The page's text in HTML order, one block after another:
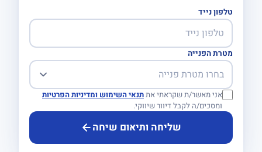
טלפון נייד
מטרת הפנייה
אני מאשר/ת שקראתי אתתנאי השימוש ומדיניות הפרטיות
ומסכים/ה לקבל דיוור שיווקי.
שליחה ותיאום שיחה